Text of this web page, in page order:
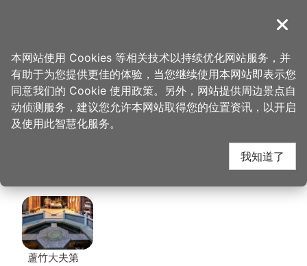
導覽
首页 > 想去的地方 > 美食、购物 > 力锻金家传眷村味
力锻金家传眷村味 周边
景点
蘆竹大夫第
关闭
本网站使用 Cookies 等相关技术以持续优化网站服务，并
有助于为您提供更佳的体验，当您继续使用本网站即表示您
同意我们的 Cookie 使用政策。另外，网站提供周边景点自
动侦测服务，建议您允许本网站取得您的位置资讯，以开启
及使用此智慧化服务。
我知道了